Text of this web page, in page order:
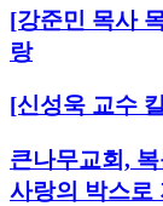
[강준민 목사
랑
[신성욱 교수
큰나무교회,
사랑의 박스로